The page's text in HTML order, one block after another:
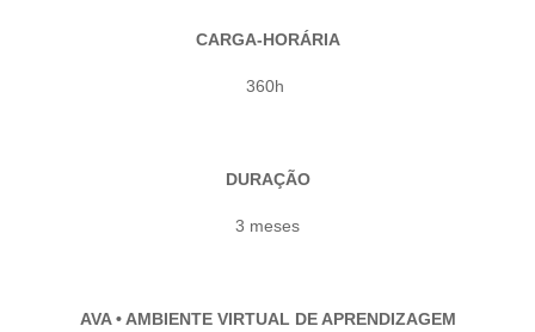
CARGA-HORÁRIA
360h
DURAÇÃO
3 meses
AVA • AMBIENTE VIRTUAL DE APRENDIZAGEM